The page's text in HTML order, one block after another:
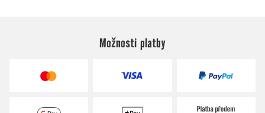
Možnosti platby